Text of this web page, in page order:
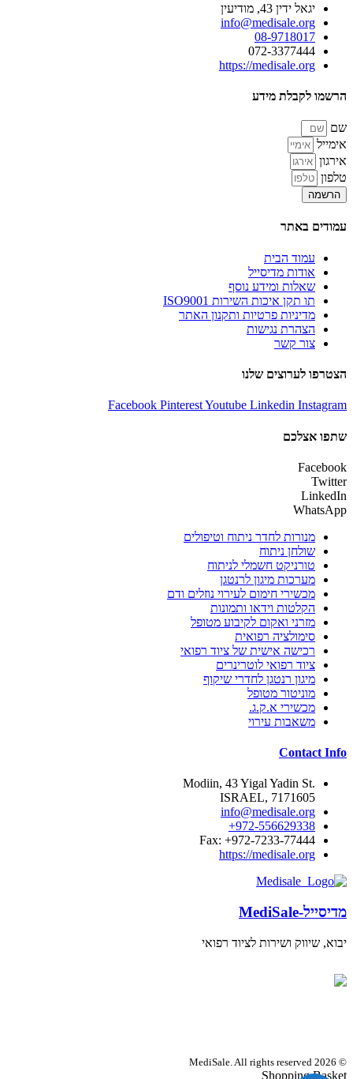
יגאל ידין 43, מודיעין
info@medisale.org
08-9718017
072-3377444
https://medisale.org
הרשמו לקבלת מידע
שם
אימייל
אירגון
טלפון
הרשמה
עמודים באתר
עמוד הבית
אודות מדיסייל
שאלות ומידע נוסף
תו תקן איכות השירות ISO9001
מדיניות פרטיות ותקנון האתר
הצהרת נגישות
צור קשר
הצטרפו לערוצים שלנו
Facebook PinterestYoutube Linkedin Instagram
שתפו אצלכם
Facebook
Twitter
LinkedIn
WhatsApp
מנורות לחדר ניתוח וטיפולים
שולחן ניתוח
טורניקט חשמלי לניתוח
מערכות מיגון לרנטגן
מכשירי חימום לעירוי נוזלים ודם
הקלטות וידאו ותמונות
מזרני ואקום לקיבוע מטופל
סימולציה רפואית
רכישה אישית של ציוד רפואי
ציוד רפואי לוטרינרים
מיגון רנטגן לחדרי שיקוף
מוניטור מטופל
מכשירי א.ק.ג.
משאבות עירוי
Contact Info
.Modiin, 43 Yigal Yadin St
7171605 ,ISRAEL
info@medisale.org
972-556629338+
Fax: +972-7233-77444
https://medisale.org
מדיסייל-MediSale
יבוא, שיווק ושירות לציוד רפואי
© 2026 MediSale. All rights reserved
Shopping Basket